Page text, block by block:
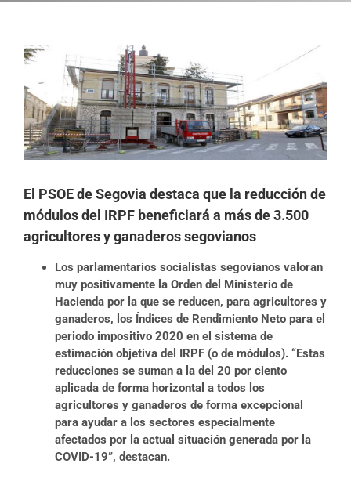
Ver
más
grande
El PSOE de Segovia destaca que la reducción de
módulos del IRPF beneficiará a más de 3.500
agricultores y ganaderos segovianos
Los parlamentarios socialistas segovianos valoran
muy positivamente la Orden del Ministerio de
Hacienda por la que se reducen, para agricultores y
ganaderos, los Índices de Rendimiento Neto para el
periodo impositivo 2020 en el sistema de
estimación objetiva del IRPF (o de módulos). “Estas
reducciones se suman a la del 20 por ciento
aplicada de forma horizontal a todos los
agricultores y ganaderos de forma excepcional
para ayudar a los sectores especialmente
afectados por la actual situación generada por la
COVID-19”, destacan.